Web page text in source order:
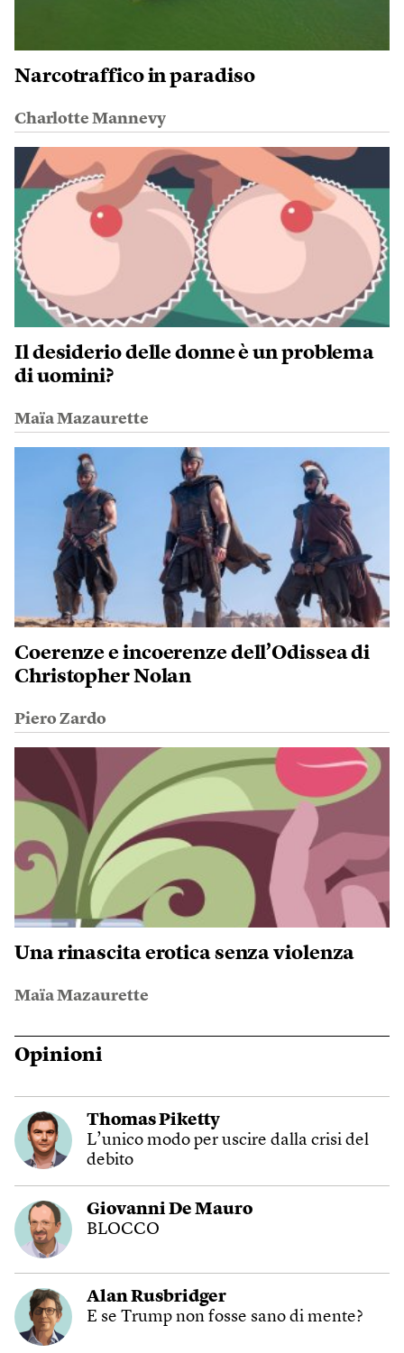
Narcotraffico in paradiso
Charlotte Mannevy
Il desiderio delle donne è un problema
di uomini?
Maïa Mazaurette
Coerenze e incoerenze dell’Odissea di
Christopher Nolan
Piero Zardo
Una rinascita erotica senza violenza
Maïa Mazaurette
Opinioni
Thomas Piketty
L’unico modo per uscire dalla crisi del
debito
Giovanni De Mauro
BLOCCO
Alan Rusbridger
E se Trump non fosse sano di mente?